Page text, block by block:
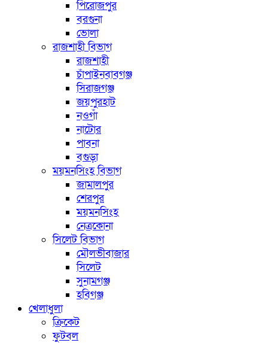
পিরোজপুর
বরগুনা
ভোলা
রাজশাহী বিভাগ
রাজশাহী
চাঁপাইনবাবগঞ্জ
সিরাজগঞ্জ
জয়পুরহাট
নওগাঁ
নাটোর
পাবনা
বগুড়া
ময়মনসিংহ বিভাগ
জামালপুর
শেরপুর
ময়মনসিংহ
নেত্রকোনা
সিলেট বিভাগ
মৌলভীবাজার
সিলেট
সুনামগঞ্জ
হবিগঞ্জ
খেলাধুলা
ক্রিকেট
ফুটবল